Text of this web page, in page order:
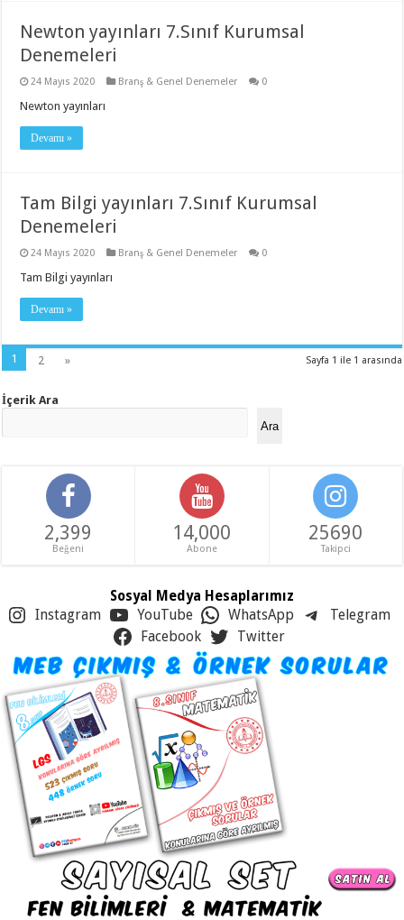
Newton yayınları 7.Sınıf Kurumsal
Denemeleri
24 Mayıs 2020 Branş & Genel Denemeler 0
Newton yayınları
Devamı »
Tam Bilgi yayınları 7.Sınıf Kurumsal
Denemeleri
24 Mayıs 2020 Branş & Genel Denemeler 0
Tam Bilgi yayınları
Devamı »
Sayfa 1 ile 1 arasında
1 2 »
İçerik Ara
Ara
2,399
Beğeni
14,000
Abone
25690
Takipci
Sosyal Medya Hesaplarımız
Instagram YouTube WhatsApp
Telegram
Facebook
Twitter